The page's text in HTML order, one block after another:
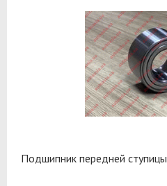
Подшипник передней ступицы